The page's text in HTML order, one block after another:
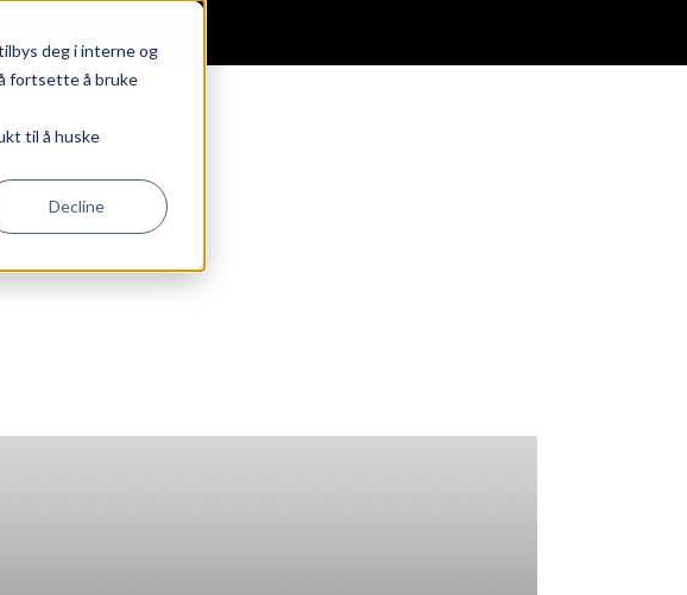
deg i interne og
fortsette å bruke
til å huske
Decline